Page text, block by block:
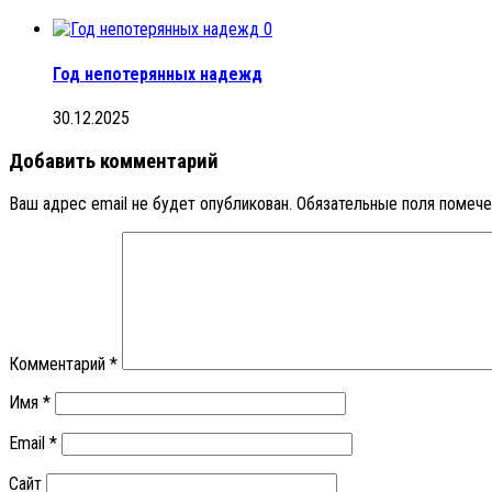
0
Год непотерянных надежд
30.12.2025
Добавить комментарий
Ваш адрес email не будет опубликован. Обязательные поля
Комментарий *
Имя *
Email *
Сайт